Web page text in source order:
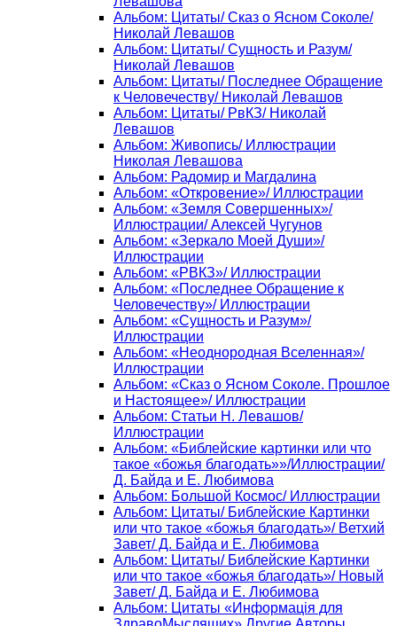
Альбом: Цитаты/ Сказ о Ясном Соколе/
Николай Левашов
Альбом: Цитаты/ Сущность и Разум/
Николай Левашов
Альбом: Цитаты/ Последнее Обращение
к Человечеству/ Николай Левашов
Альбом: Цитаты/ РвКЗ/ Николай
Левашов
Альбом: Живопись/ Иллюстрации
Николая Левашова
Альбом: Радомир и Магдалина
Альбом: «Откровение»/ Иллюстрации
Альбом: «Земля Совершенных»/
Иллюстрации/ Алексей Чугунов
Альбом: «Зеркало Моей Души»/
Иллюстрации
Альбом: «РВКЗ»/ Иллюстрации
Альбом: «Последнее Обращение к
Человечеству»/ Иллюстрации
Альбом: «Сущность и Разум»/
Иллюстрации
Альбом: «Неоднородная Вселенная»/
Иллюстрации
Альбом: «Сказ о Ясном Соколе. Прошлое
и Настоящее»/ Иллюстрации
Альбом: Статьи Н. Левашов/
Иллюстрации
Альбом: «Библейские картинки или что
такое «божья благодать»»/Иллюстрации/
Д. Байда и Е. Любимова
Альбом: Большой Космос/ Иллюстрации
Альбом: Цитаты/ Библейские Картинки
или что такое «божья благодать»/ Ветхий
Завет/ Д. Байда и Е. Любимова
Альбом: Цитаты/ Библейские Картинки
или что такое «божья благодать»/ Новый
Завет/ Д. Байда и Е. Любимова
Альбом: Цитаты «Информацiя для